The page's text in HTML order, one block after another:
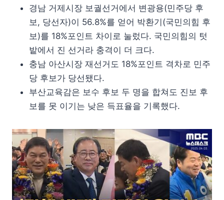
경남 거제시장 보궐선거에서 변광용(민주당 후
보, 당선자)이 56.8%를 얻어 박환기(국민의힘 후
보)를 18%포인트 차이로 눌렀다. 국민의힘의 텃
밭에서 진 선거라 충격이 더 크다.
충남 아산시장 재선거도 18%포인트 격차로 민주
당 후보가 당선됐다.
부산교육감은 보수 후보 두 명을 합쳐도 진보 후
보를 못 이기는 낮은 득표율을 기록했다.